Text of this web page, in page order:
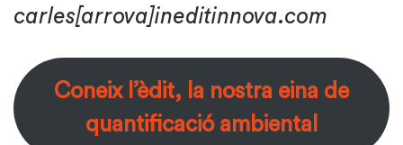
carles[arrova]ineditinnova.com
Coneix l’èdit, la nostra eina de
quantificació ambiental